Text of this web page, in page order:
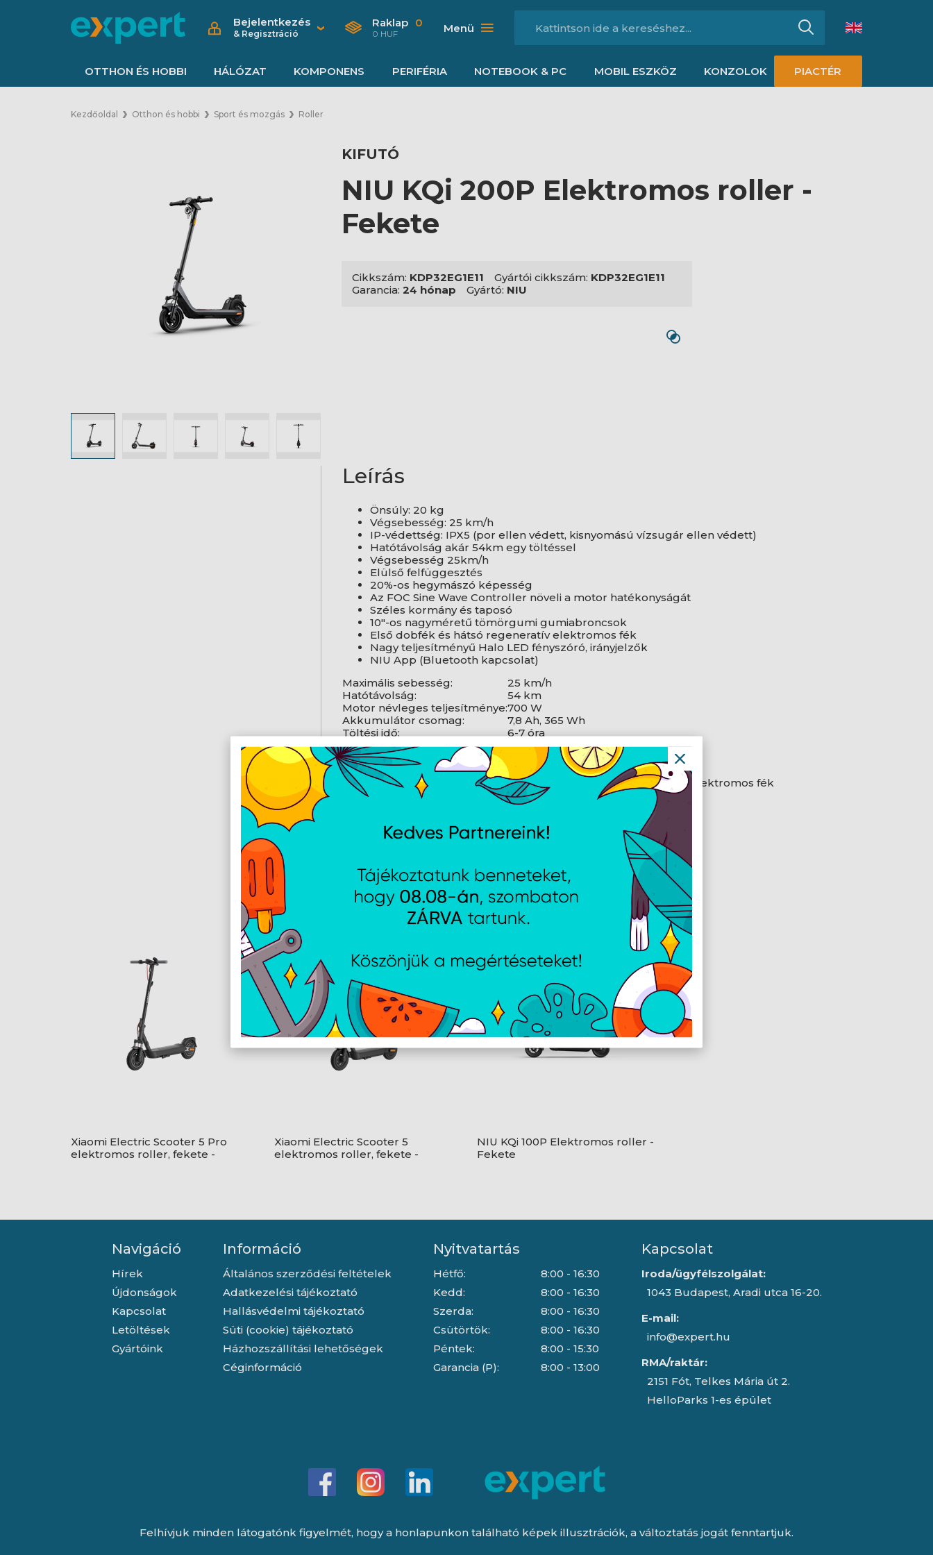
Bejelentkezés
& Regisztráció
Raklap 0
0 HUF Menü
OTTHON ÉS HOBBI HÁLÓZAT KOMPONENS PERIFÉRIA NOTEBOOK & PC MOBIL ESZKÖZ KONZOLOK PIACTÉR
Kezdőoldal Otthon és hobbi Sport és mozgás Roller
KIFUTÓ
NIU KQi 200P Elektromos roller -
Fekete
Cikkszám: KDP32EG1E11 Gyártói cikkszám: KDP32EG1E11
Garancia: 24 hónap Gyártó: NIU
Leírás
Önsúly: 20 kg
Végsebesség: 25 km/h
IP-védettség: IPX5 (por ellen védett, kisnyomású vízsugár ellen védett)
Hatótávolság akár 54km egy töltéssel
Végsebesség 25km/h
Elülső felfüggesztés
20%-os hegymászó képesség
Az FOC Sine Wave Controller növeli a motor hatékonyságát
Széles kormány és taposó
10"-os nagyméretű tömörgumi gumiabroncsok
Első dobfék és hátsó regeneratív elektromos fék
Nagy teljesítményű Halo LED fényszóró, irányjelzők
NIU App (Bluetooth kapcsolat)
Maximális sebesség:
25 km/h
Hatótávolság:
54 km
Motor névleges teljesítménye:700 W
Akkumulátor csomag:
7,8 Ah, 365 Wh
Töltési idő:
6-7 óra
Maximális terhelhetőség:
120 kg
Gumiabroncsok:
10 × 2.3“ tömlő nélküli tömör gumi
Kiegészítők:
Bluetooth, NIU App, OTA frissítés
Fékek:
Első dobfék és hátsó regeneratív elektromos fék
Súly:
19.7 kg
1150 × 607 × 1238mm
AJÁNLATUNKBÓL
Xiaomi Electric Scooter 5 Pro
elektromos roller, fekete -
Xiaomi Electric Scooter 5
elektromos roller, fekete -
NIU KQi 100P Elektromos roller -
Fekete
Navigáció
Hírek
Újdonságok
Kapcsolat
Letöltések
Gyártóink
Információ
Általános szerződési feltételek
Adatkezelési tájékoztató
Hallásvédelmi tájékoztató
Süti (cookie) tájékoztató
Házhozszállítási lehetőségek
Céginformáció
Nyitvatartás
Hétfő:
Kedd:
Szerda:
Csütörtök:
Péntek:
Garancia (P):
8:00 - 16:30
8:00 - 16:30
8:00 - 16:30
8:00 - 16:30
8:00 - 15:30
8:00 - 13:00
Kapcsolat
Iroda/ügyfélszolgálat:
1043 Budapest, Aradi utca 16-20.
E-mail:
info@expert.hu
RMA/raktár:
2151 Fót, Telkes Mária út 2.
HelloParks 1-es épület
Felhívjuk minden látogatónk figyelmét, hogy a honlapunkon található képek illusztrációk, a változtatás jogát fenntartjuk.